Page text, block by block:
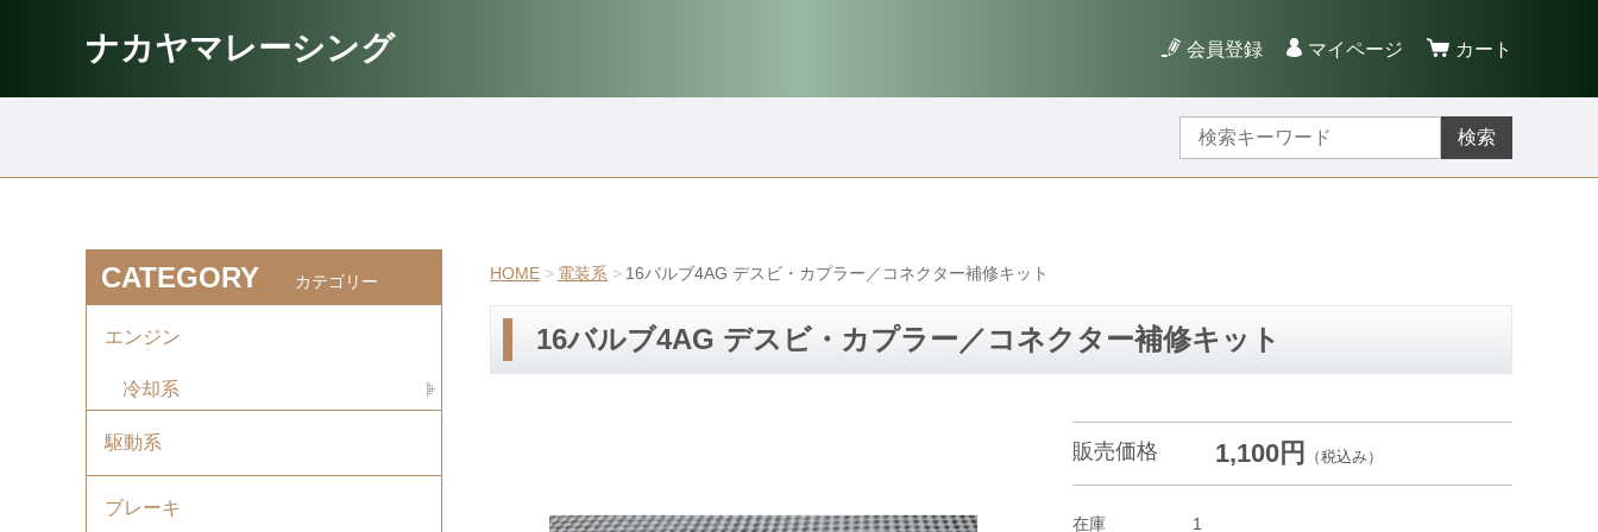
ナカヤマレーシング 会員登録 マイページ カート
検索
HOME 電装系 16バルブ4AG デスビ・カプラー／コネクター補修キット
16バルブ4AG デスビ・カプラー／コネクター補修キット
販売価格 1,100円 （税込み）
在庫 1
CATEGORY カテゴリー
エンジン
冷却系
駆動系
ブレーキ